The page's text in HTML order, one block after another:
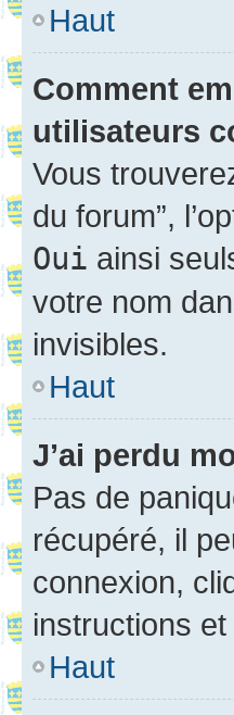
Haut
Comment
utilisateurs
Vous
du forum”,
Oui ainsi
votre nom
invisibles.
Haut
J’ai perdu
Pas de
récupéré, il
connexion,
instructions
Haut